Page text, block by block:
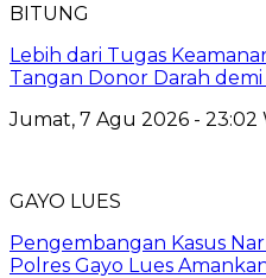
BITUNG
Lebih dari Tugas
Tangan Donor Darah
Jumat, 7 Agu 2026 - 23:02
GAYO LUES
Pengembangan Kasus
Polres Gayo Lues